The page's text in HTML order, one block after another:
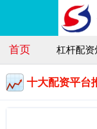
首页 杠杆配资
十大配资平台